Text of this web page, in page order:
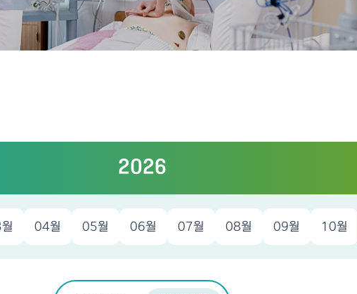
2026
04월 05월 06월 07월 08월 09월 10월